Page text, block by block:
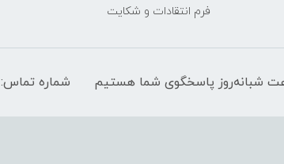
فرم انتقادات و شکایت
شماره تماس: